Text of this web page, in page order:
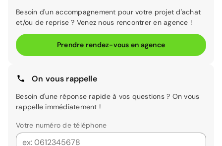
Besoin d'un accompagnement pour votre projet d'achat
et/ou de reprise ? Venez nous rencontrer en agence !
Prendre rendez-vous en agence
On vous rappelle
Besoin d'une réponse rapide à vos questions ? On vous
rappelle immédiatement !
Votre numéro de téléphone